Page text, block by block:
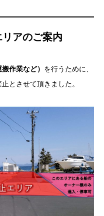
アのご案内
作業など） を行うために、
とさせて頂きました。